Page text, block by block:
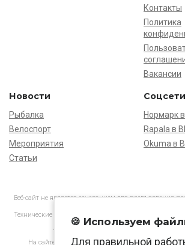
Контакты
Политика
Вакансии
Новости
Рыбалка
Велоспорт
Мероприятия
Статьи
Соцсети
Нормарк
Rapala в
Okuma в
Веб-сайт не является основанием для предъявления
Технические характеристики товаров могут отличаться
АО «Нормарк» ИНН 7728172512 ОГРН
На сайте применяютсярекомендательные
🍪 Используем
Для правильной